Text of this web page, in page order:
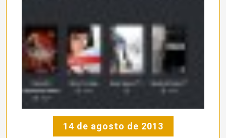
14 de agosto de 2013